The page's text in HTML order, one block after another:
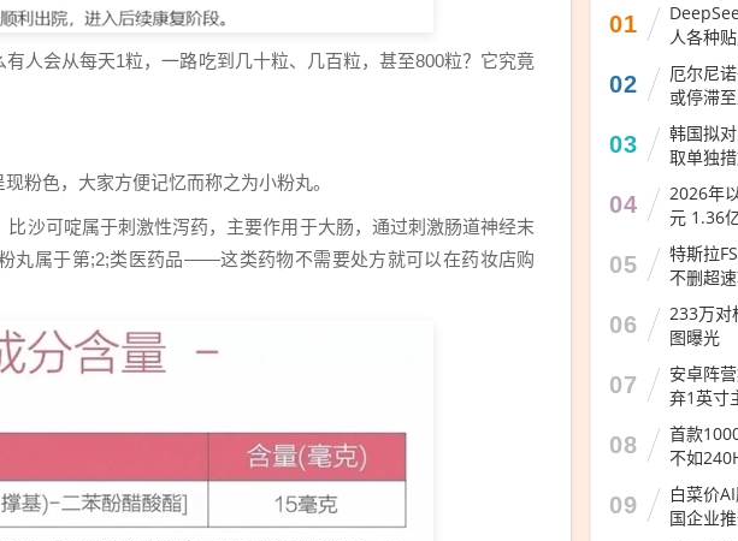
人会从每天1粒，一路吃到几十粒、几百粒，甚至800粒？它究竟
粉色，大家方便记忆而称之为小粉丸。
沙可啶属于刺激性泻药，主要作用于大肠，通过刺激肠道神经末
丸属于第;2;类医药品——这类药物不需要处方就可以在药妆店购
01
人各种
02
厄尔尼
或停滞
03
韩国拟
取单独
04
2026年
元 1.36
05
特斯拉
不删超
06
233万对
图曝光
07
安卓阵
弃1英寸
08
首款
不如
09
白菜价
国企业